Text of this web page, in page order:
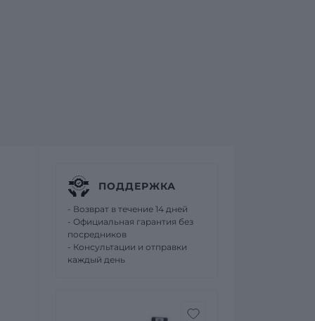
ПОДДЕРЖКА
- Возврат в течение 14 дней
- Официальная гарантия без
посредников
- Консультации и отправки
каждый день